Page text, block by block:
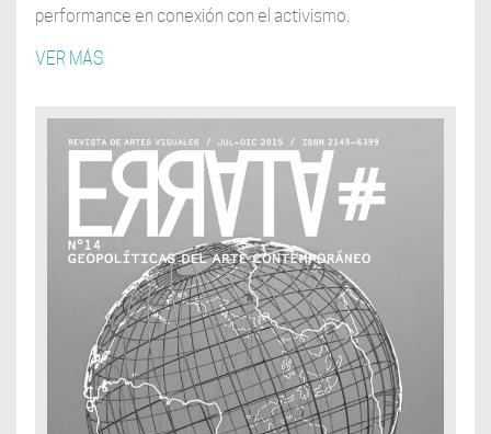
performance en conexión con el activismo.
VER MÁS